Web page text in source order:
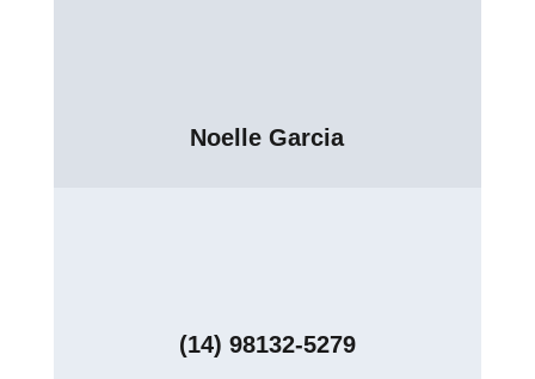
Noelle Garcia
(14) 98132-5279